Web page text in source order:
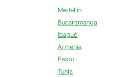
Medellín
Bucaramanga
Ibagué
Armenia
Pasto
Tunja